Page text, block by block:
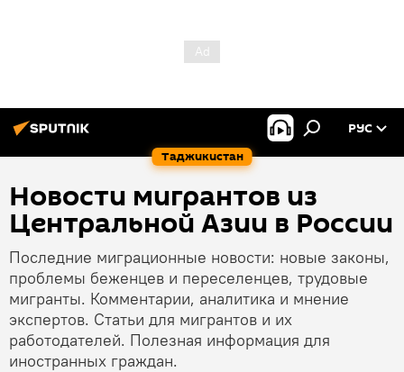
Таджикистан
РУС
Новости мигрантов из
Центральной Азии в России
Последние миграционные новости: новые законы,
проблемы беженцев и переселенцев, трудовые
мигранты. Комментарии, аналитика и мнение
экспертов. Статьи для мигрантов и их
работодателей. Полезная информация для
иностранных граждан.